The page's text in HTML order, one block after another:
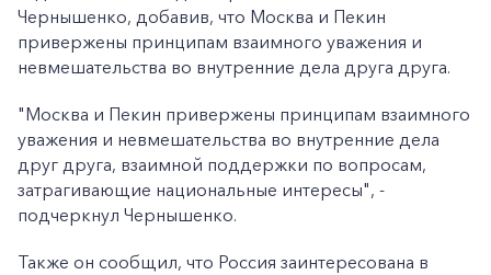
Чернышенко, добавив, что Москва и Пекин
привержены принципам взаимного уважения и
невмешательства во внутренние дела друга друга.
"Москва и Пекин привержены принципам взаимного
уважения и невмешательства во внутренние дела
друг друга, взаимной поддержки по вопросам,
затрагивающие национальные интересы", -
подчеркнул Чернышенко.
Также он сообщил, что Россия заинтересована в